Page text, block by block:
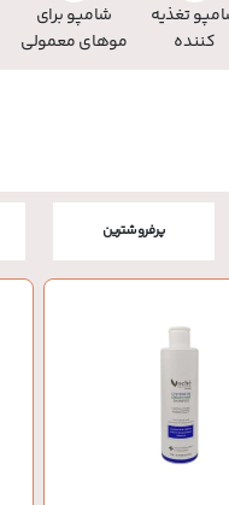
تغذیه
کننده
شامپو برای
موهای معمولی
پرفروشترین